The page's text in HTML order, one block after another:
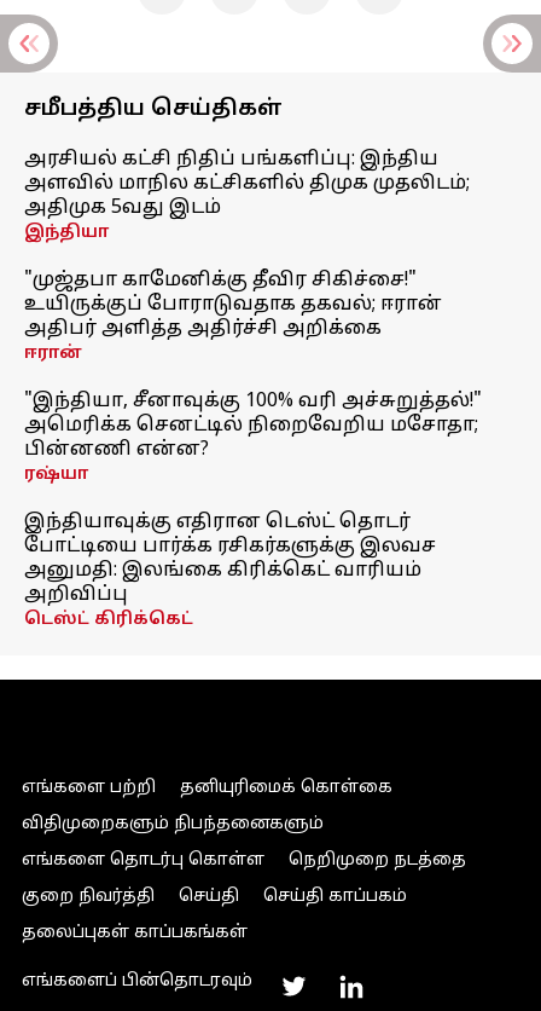
சமீபத்திய செய்திகள்
அரசியல் கட்சி நிதிப் பங்களிப்பு: இந்திய
அளவில் மாநில கட்சிகளில் திமுக முதலிடம்;
அதிமுக 5வது இடம்
இந்தியா
"முஜ்தபா காமேனிக்கு தீவிர சிகிச்சை!"
உயிருக்குப் போராடுவதாக தகவல்; ஈரான்
அதிபர் அளித்த அதிர்ச்சி அறிக்கை
ஈரான்
"இந்தியா, சீனாவுக்கு 100% வரி அச்சுறுத்தல்!"
அமெரிக்க செனட்டில் நிறைவேறிய மசோதா;
பின்னணி என்ன?
ரஷ்யா
இந்தியாவுக்கு எதிரான டெஸ்ட் தொடர்
போட்டியை பார்க்க ரசிகர்களுக்கு இலவச
அனுமதி: இலங்கை கிரிக்கெட் வாரியம்
அறிவிப்பு
டெஸ்ட் கிரிக்கெட்
எங்களை பற்றி
தனியுரிமைக் கொள்கை
விதிமுறைகளும் நிபந்தனைகளும்
எங்களை தொடர்பு கொள்ள
நெறிமுறை நடத்தை
குறை நிவர்த்தி
செய்தி
செய்தி காப்பகம்
தலைப்புகள் காப்பகங்கள்
எங்களைப் பின்தொடரவும்